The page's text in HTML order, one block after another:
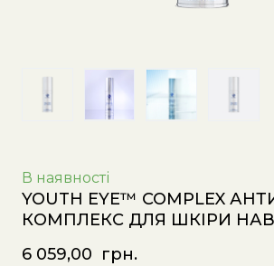
В наявності
YOUTH EYE™ COMPLEX
КОМПЛЕКС ДЛЯ ШКІРИ
6 059,00  грн.